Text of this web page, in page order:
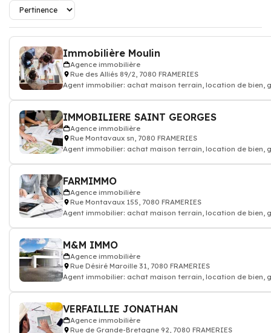
Immobilière Moulin
Agence immobilière
Rue des Alliés 89/2, 7080 FRAMERIES
Agent immobilier: achat maison terrain, location de bien,
IMMOBILIERE SAINT GEORGES
Agence immobilière
Rue Montavaux sn, 7080 FRAMERIES
Agent immobilier: achat maison terrain, location de bien,
FARMIMMO
Agence immobilière
Rue Montavaux 155, 7080 FRAMERIES
Agent immobilier: achat maison terrain, location de bien,
M&M IMMO
Agence immobilière
Rue Désiré Maroille 31, 7080 FRAMERIES
Agent immobilier: achat maison terrain, location de bien,
VERFAILLIE JONATHAN
Agence immobilière
Rue de Grande-Bretagne 92, 7080 FRAMERIES